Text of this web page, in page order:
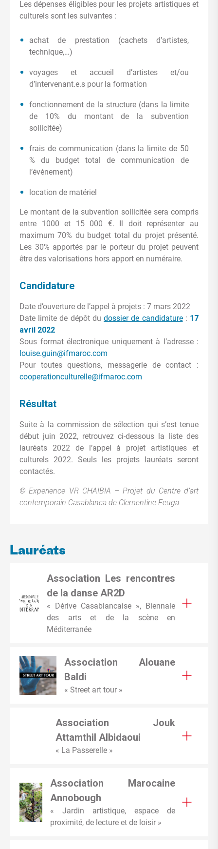
Les dépenses éligibles pour les projets artistiques et
culturels sont les suivantes :
achat de prestation (cachets d’artistes,
technique,…)
voyages et accueil d’artistes et/ou
d’intervenant.e.s pour la formation
fonctionnement de la structure (dans la limite
de 10% du montant de la subvention
sollicitée)
frais de communication (dans la limite de 50
% du budget total de communication de
l’évènement)
location de matériel
Le montant de la subvention sollicitée sera compris
entre 1000 et 15 000 €. Il doit représenter au
maximum 70% du budget total du projet présenté.
Les 30% apportés par le porteur du projet peuvent
être des valorisations hors apport en numéraire.
Candidature
Date d’ouverture de l’appel à projets : 7 mars 2022
Date limite de dépôt dudossier de candidature: 17
avril 2022
Sous format électronique uniquement à l’adresse :
louise.guin@ifmaroc.com
Pour toutes questions, messagerie de contact :
cooperationculturelle@ifmaroc.com
Résultat
Suite à la commission de sélection qui s’est tenue
début juin 2022, retrouvez ci-dessous la liste des
lauréats 2022 de l’appel à projet artistiques et
culturels 2022. Seuls les projets lauréats seront
contactés.
©Experience VR CHAIBIA – Projet du Centre d’art
contemporain Casablanca de Clementine Feuga
Lauréats
Association Les rencontres
de la danse AR2D
« Dérive Casablancaise », Biennale
des arts et de la scène en
Méditerranée
Association Alouane
Baldi
« Street art tour »
Association Jouk
Attamthil Albidaoui
« La Passerelle »
Association Marocaine
Annobough
« Jardin artistique, espace de
proximité, de lecture et de loisir »